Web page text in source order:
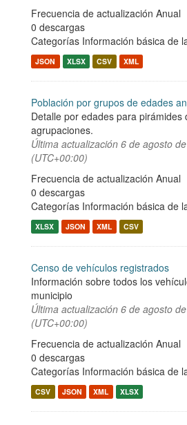
Frecuencia de actualización Anual
0 descargas
Categorías Información básica de
JSON XLSX CSV XML
Población por grupos de edades
Detalle por edades para pirámides
agrupaciones.
Última actualización 6 de agosto
(UTC+00:00)
Frecuencia de actualización Anual
0 descargas
Categorías Información básica de
XLSX JSON XML CSV
Censo de vehículos registrados
Información sobre todos los
municipio
Última actualización 6 de agosto
(UTC+00:00)
Frecuencia de actualización Anual
0 descargas
Categorías Información básica de
CSV JSON XML XLSX